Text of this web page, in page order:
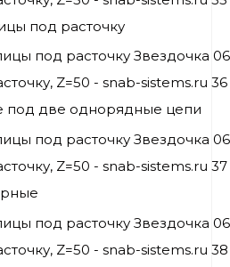
под расточку
под две однорядные цепи